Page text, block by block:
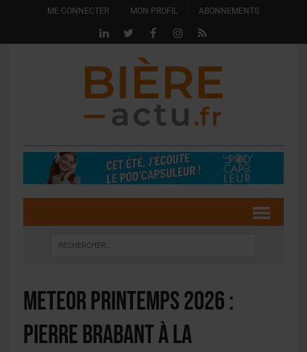
ME CONNECTER MON PROFIL ABONNEMENTS
Meteor Printemps 2026 :
Pierre Brabant à la